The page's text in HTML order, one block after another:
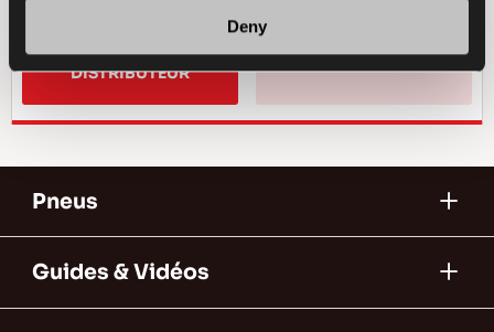
Deny
TROUVER UN
DISTRIBUTEUR
Pneus
Guides & Vidéos